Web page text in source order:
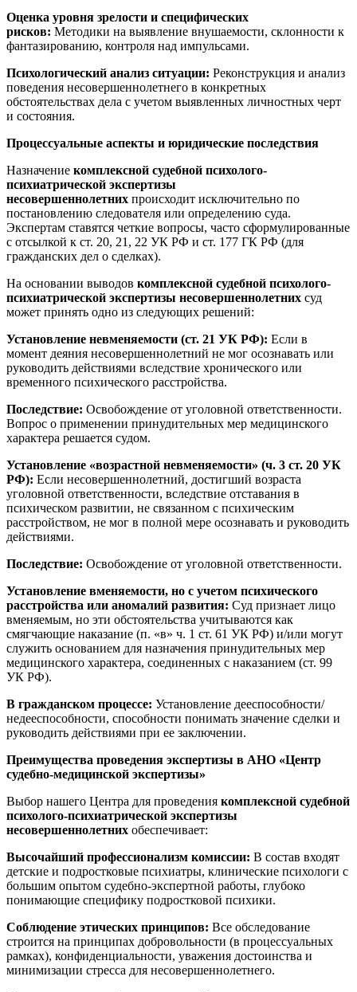
Оценка уровня зрелости и специфических
рисков: Методики на выявление внушаемости, склонности к
фантазированию, контроля над импульсами.
Психологический анализ ситуации: Реконструкция и анализ
поведения несовершеннолетнего в конкретных
обстоятельствах дела с учетом выявленных личностных черт
и состояния.
Процессуальные аспекты и юридические последствия
Назначение комплексной судебной психолого-
психиатрической экспертизы
несовершеннолетних происходит исключительно по
постановлению следователя или определению суда.
Экспертам ставятся четкие вопросы, часто сформулированные
с отсылкой к ст. 20, 21, 22 УК РФ и ст. 177 ГК РФ (для
гражданских дел о сделках).
На основании выводов комплексной судебной психолого-
психиатрической экспертизы несовершеннолетних суд
может принять одно из следующих решений:
Установление невменяемости (ст. 21 УК РФ): Если в
момент деяния несовершеннолетний не мог осознавать или
руководить действиями вследствие хронического или
временного психического расстройства.
Последствие: Освобождение от уголовной ответственности.
Вопрос о применении принудительных мер медицинского
характера решается судом.
Установление «возрастной невменяемости» (ч. 3 ст. 20 УК
РФ): Если несовершеннолетний, достигший возраста
уголовной ответственности, вследствие отставания в
психическом развитии, не связанном с психическим
расстройством, не мог в полной мере осознавать и руководить
действиями.
Последствие: Освобождение от уголовной ответственности.
Установление вменяемости, но с учетом психического
расстройства или аномалий развития: Суд признает лицо
вменяемым, но эти обстоятельства учитываются как
смягчающие наказание (п. «в» ч. 1 ст. 61 УК РФ) и/или могут
служить основанием для назначения принудительных мер
медицинского характера, соединенных с наказанием (ст. 99
УК РФ).
В гражданском процессе: Установление дееспособности/
недееспособности, способности понимать значение сделки и
руководить действиями при ее заключении.
Преимущества проведения экспертизы в АНО «Центр
судебно-медицинской экспертизы»
Выбор нашего Центра для проведения комплексной судебной
психолого-психиатрической экспертизы
несовершеннолетних обеспечивает:
Высочайший профессионализм комиссии: В состав входят
детские и подростковые психиатры, клинические психологи с
большим опытом судебно-экспертной работы, глубоко
понимающие специфику подростковой психики.
Соблюдение этических принципов: Все обследование
строится на принципах добровольности (в процессуальных
рамках), конфиденциальности, уважения достоинства и
минимизации стресса для несовершеннолетнего.